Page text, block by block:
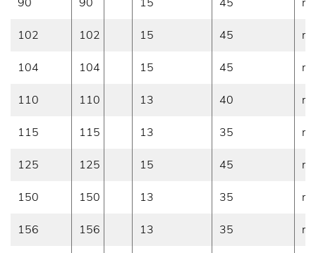
102 102 15 45
104 104 15 45
110 110 13 40
115 115 13 35
125 125 15 45
150 150 13 35
156 156 13 35